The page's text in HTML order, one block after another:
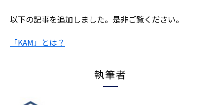
以下の記事を追加しました。是非ご覧ください。
「KAM」とは？
執筆者